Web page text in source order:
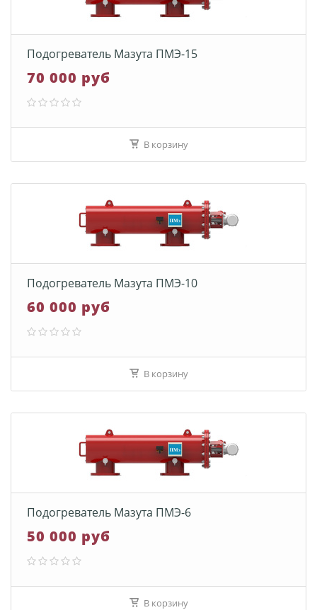
Подогреватель Мазута ПМЭ-15
70 000 руб
В корзину
Подогреватель Мазута ПМЭ-10
60 000 руб
В корзину
Подогреватель Мазута ПМЭ-6
50 000 руб
В корзину